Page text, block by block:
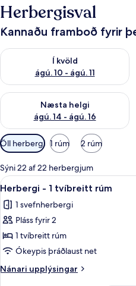
Herbergisval
Kannaðu framboð fyrir
Í kvöld
ágú. 10 - ágú. 11
Athuga framboð í kvöld ágú. 10 -
Næsta helgi
ágú. 14 - ágú. 16
Athuga framboð næstu helgi
Síur
í
boði
fyrir
herbergi
Öll herbergi 1 rúm 2 rúm
Sýni 22 af 22 herbergjum
Skoða
allar
myndir
fyrir
Herbergi
-
1
tvíbreitt
4
Herbergi - 1 tvíbreitt rúm
1 svefnherbergi
Pláss fyrir 2
1 tvíbreitt rúm
Ókeypis þráðlaust net
Nánari upplýsingar
Nánari